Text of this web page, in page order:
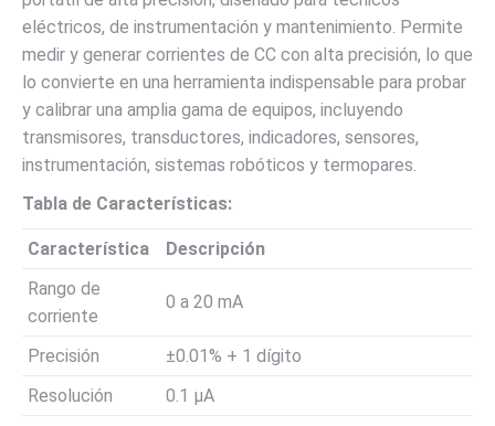
eléctricos, de instrumentación y mantenimiento. Permite
medir y generar corrientes de CC con alta precisión, lo que
lo convierte en una herramienta indispensable para probar
y calibrar una amplia gama de equipos, incluyendo
transmisores, transductores, indicadores, sensores,
instrumentación, sistemas robóticos y termopares.
Tabla de Características:
Característica
Descripción
Rango de
corriente
0 a 20 mA
Precisión
±0.01% + 1 dígito
Resolución
0.1 µA